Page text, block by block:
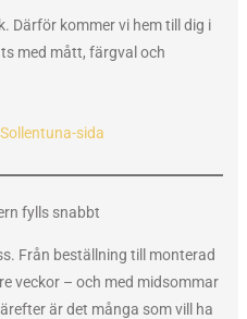
Därför kommer vi hem till dig i
med mått, färgval och
sida
fylls snabbt
Från beställning till monterad
veckor – och med midsommar
är det många som vill ha